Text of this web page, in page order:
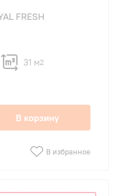
FRESH
31 м2
В корзину
В избранное